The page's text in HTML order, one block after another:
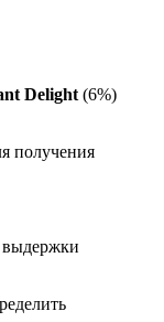
Delight (6%)
получения
выдержки